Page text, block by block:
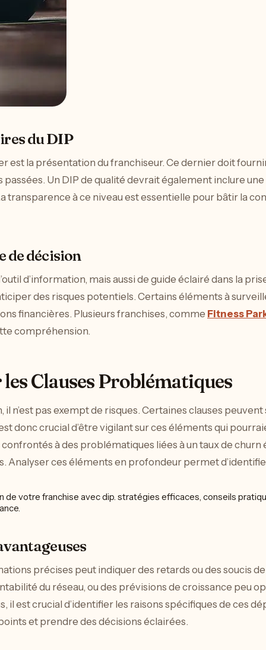
du DIP
est la présentation du franchiseur. Ce dernier doit
passées. Un DIP de qualité devrait également inclure
transparence à ce niveau est essentielle pour bâtir la
de décision
d’information, mais aussi de guide éclairé dans la
des risques potentiels. Certains éléments à
financières. Plusieurs franchises, comme Fitness
compréhension.
Clauses Problématiques
il n’est pas exempt de risques. Certaines clauses
donc crucial d’être vigilant sur ces éléments qui
à des problématiques liées à un taux de
Analyser ces éléments en profondeur permet
précises peut indiquer des retards ou des soucis
du réseau, ou des prévisions de croissance peu
il est crucial d’identifier les raisons spécifiques de ces
et prendre des décisions éclairées.